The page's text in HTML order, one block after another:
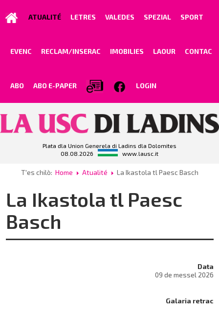
ATUALITÉ LETRES VALEDES SPEZIAL SPORT
EVENC RECLAM/INSERAC IMOBILIES LAOUR CONTAC
ABO ABO E-PAPER LOGIN
Plata dla Union Generela di Ladins dla Dolomites
08.08.2026
www.lausc.it
T'es chilò: Home Atualité La Ikastola tl Paesc Basch
La Ikastola tl Paesc
Basch
Data
09 de messel 2026
Galaria retrac